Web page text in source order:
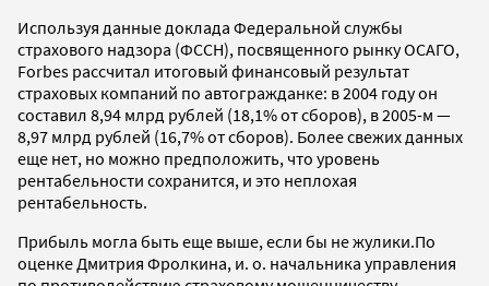
Используя данные доклада Федеральной службы
страхового надзора (ФССН), посвященного рынку ОСАГО,
Forbes рассчитал итоговый финансовый результат
страховых компаний по автогражданке: в 2004 году он
составил 8,94 млрд рублей (18,1% от сборов), в 2005-м —
8,97 млрд рублей (16,7% от сборов). Более свежих данных
еще нет, но можно предположить, что уровень
рентабельности сохранится, и это неплохая
рентабельность.
Прибыль могла быть еще выше, если бы не жулики.По
оценке Дмитрия Фролкина, и. о. начальника управления